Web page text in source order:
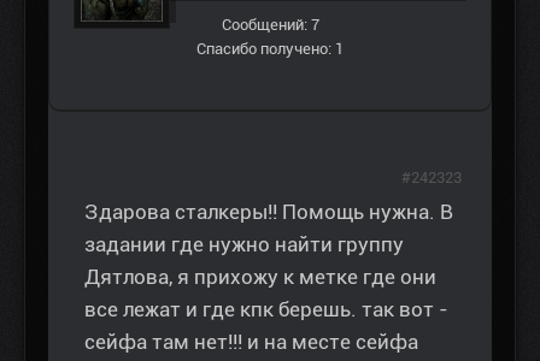
Сообщений: 7
Спасибо получено: 1
Здарова сталкеры!! Помощь нужна. В
задании где нужно найти группу
Дятлова, я прихожу к метке где они
все лежат и где кпк берешь. так вот -
сейфа там нет!!! и на месте сейфа
#242323